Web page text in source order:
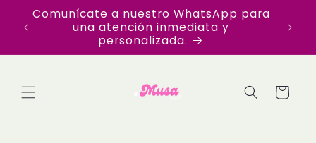
directamente
al contenido
Comunícate a nuestro WhatsApp para
una atención inmediata y
personalizada.
Carrito